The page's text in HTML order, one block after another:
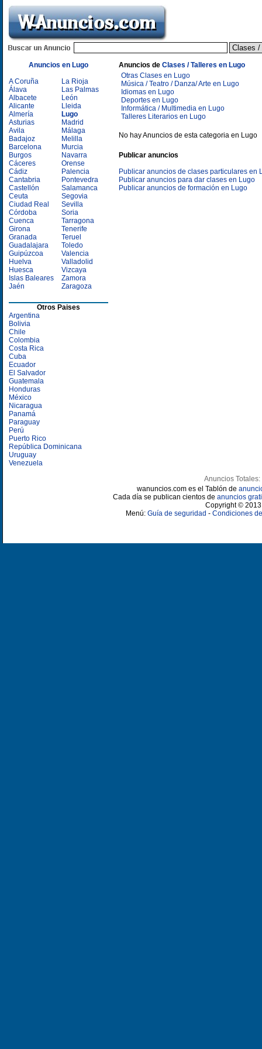
Anuncios en Lugo
A Coruña
Álava
Albacete
Alicante
Almería
Asturias
Avila
Badajoz
Barcelona
Burgos
Cáceres
Cádiz
Cantabria
Castellón
Ceuta
Ciudad Real
Córdoba
Cuenca
Girona
Granada
Guadalajara
Guipúzcoa
Huelva
Huesca
Islas Baleares
Jaén
La Rioja
Las Palmas
León
Lleida
Lugo
Madrid
Málaga
Melilla
Murcia
Navarra
Orense
Palencia
Pontevedra
Salamanca
Segovia
Sevilla
Soria
Tarragona
Tenerife
Teruel
Toledo
Valencia
Valladolid
Vizcaya
Zamora
Zaragoza
Otros Paises
Argentina
Bolivia
Chile
Colombia
Costa Rica
Cuba
Ecuador
El Salvador
Guatemala
Honduras
México
Nicaragua
Panamá
Paraguay
Perú
Puerto Rico
República Dominicana
Uruguay
Venezuela
Anuncios de Clases / Talleres en Lugo
Otras Clases en Lugo
Música / Teatro / Danza/ Arte en Lugo
Idiomas en Lugo
Deportes en Lugo
Informática / Multimedia en Lugo
Talleres Literarios en Lugo
No hay Anuncios de esta categoria en Lugo
Publicar anuncios
Publicar anuncios de clases particulares en
Publicar anuncios para dar clases en Lugo
Publicar anuncios de formación en Lugo
Anuncios Totales:
wanuncios.com es el Tablón de
Cada día se publican cientos de anuncios
Copyright ©
Menú: Guía de seguridad - Condiciones